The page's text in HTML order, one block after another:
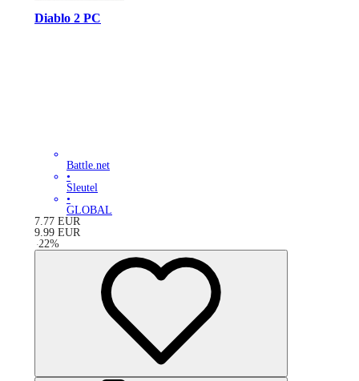
Diablo 2 PC
Battle.net
•
Sleutel
•
GLOBAL
7.77 EUR
9.99 EUR
-22%